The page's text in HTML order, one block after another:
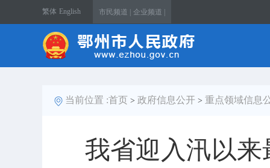
繁体 English 市民频道 | 企业频道 |
当前位置 :首页 > 政府信息公开 > 重点领域信息
我省迎入汛以